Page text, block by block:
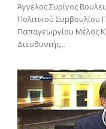
Άγγελος Συρίγος
Πολιτικού
Παπαγεωργίου Μέλος
Διευθυντής...